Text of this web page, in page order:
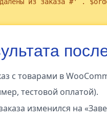
с товарами в
тестовой оплатой).
изменился на